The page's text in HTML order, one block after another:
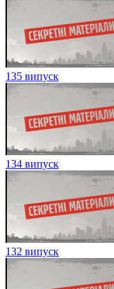
135 випуск
134 випуск
132 випуск